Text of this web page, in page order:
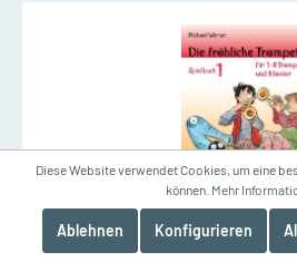
Diese Website verwendet Cookies, um eine
können. Mehr
Ablehnen Konfigurieren